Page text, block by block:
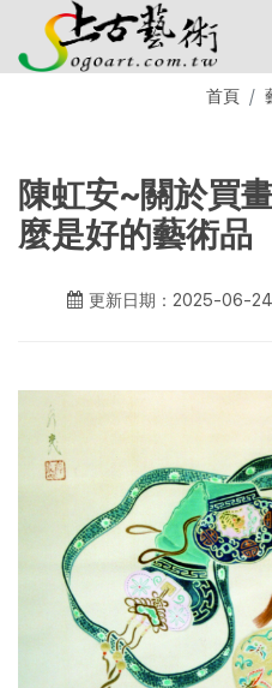
首頁
陳虹安~關於買
麼是好的藝術品
更新日期：2025-06-